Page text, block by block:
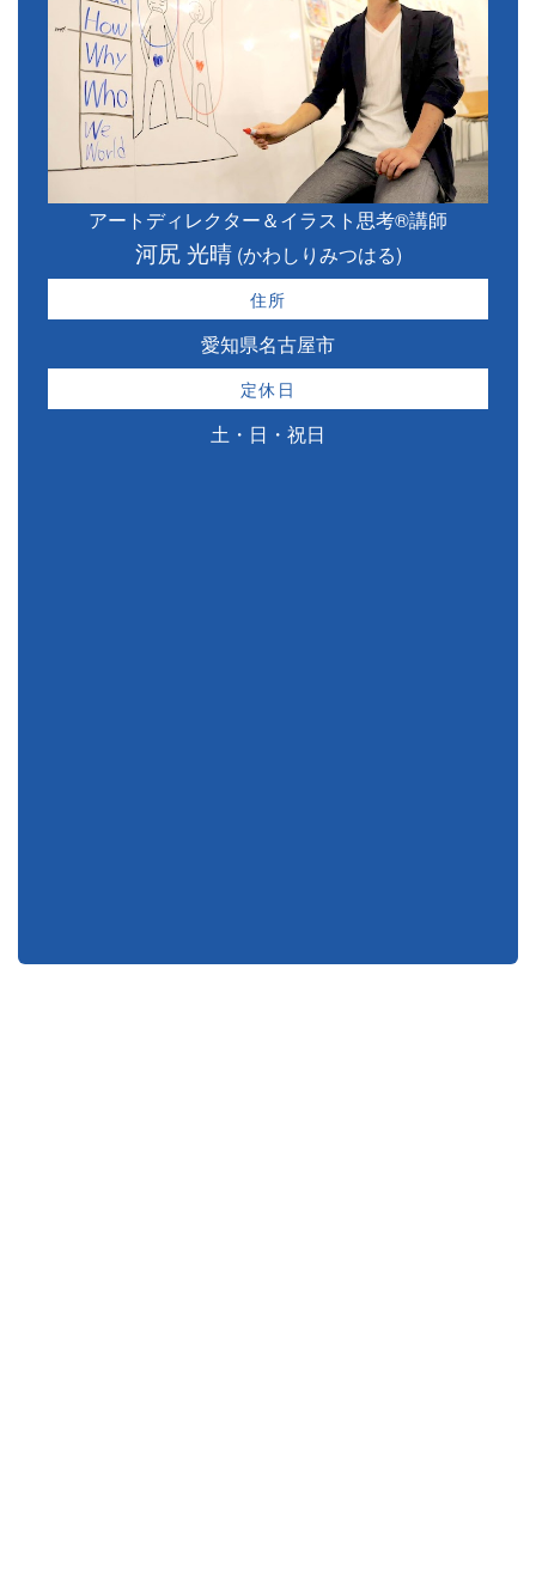
アートディレクター＆イラスト思考®講師
河尻 光晴(かわしりみつはる)
住所
愛知県名古屋市
定休日
土・日・祝日